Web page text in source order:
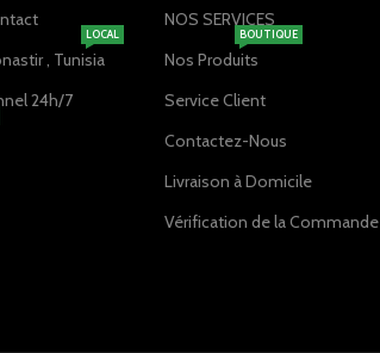
, Tunisia
LOCAL
24h/7
NOS SERVICES
Nos Produits
BOUTIQUE
Service Client
Contactez-Nous
Livraison à Domicile
Vérification de la Commande